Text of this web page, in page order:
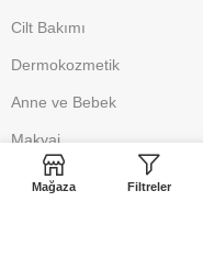
Cilt Bakımı
Dermokozmetik
Anne ve Bebek
Makyaj
DESTEK
Mağaza Filtreler